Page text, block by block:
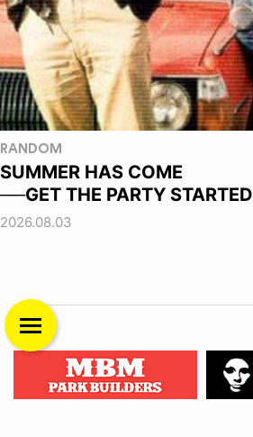
RANDOM
SUMMER HAS COME
──GET THE PARTY STARTED
2026.08.03